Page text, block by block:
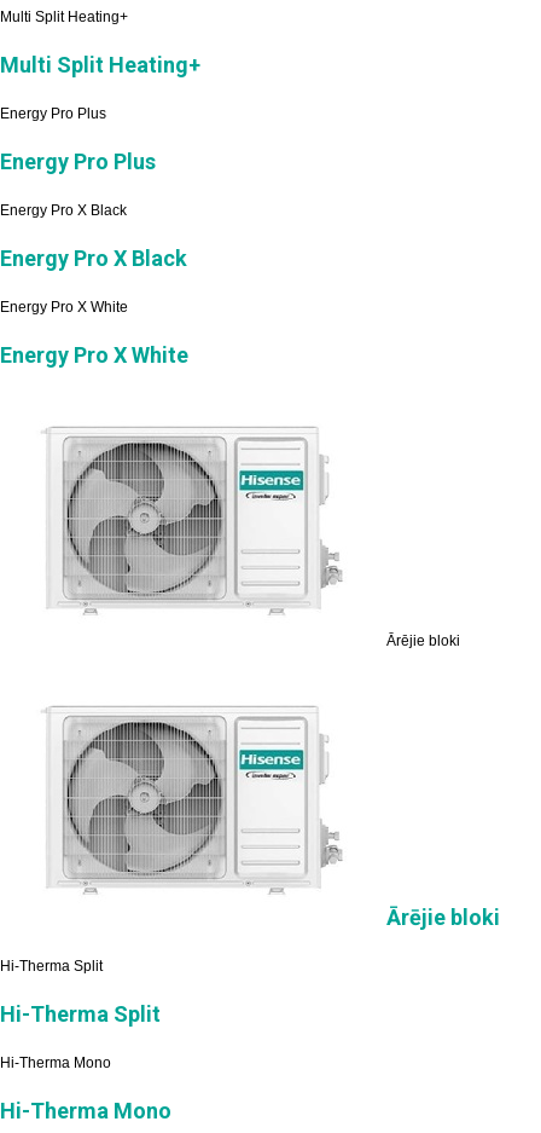
Multi Split Heating+
Multi Split Heating+
Energy Pro Plus
Energy Pro Plus
Energy Pro X Black
Energy Pro X Black
Energy Pro X White
Energy Pro X White
Ārējie bloki
Ārējie bloki
Hi-Therma Split
Hi-Therma Split
Hi-Therma Mono
Hi-Therma Mono